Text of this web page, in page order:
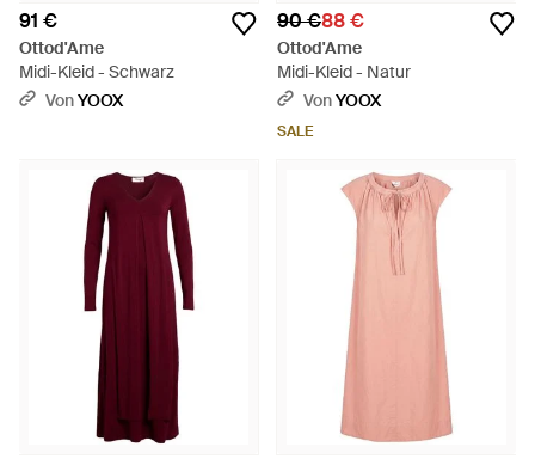
91 €
Ottod'Ame
Midi-Kleid - Schwarz
VonYOOX
90 €88 €
Ottod'Ame
Midi-Kleid - Natur
VonYOOX
SALE